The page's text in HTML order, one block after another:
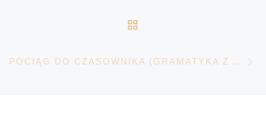
POCIĄG DO CZASOWNIKA (GRAMATYKA Z MUZYKĄ W TLE)